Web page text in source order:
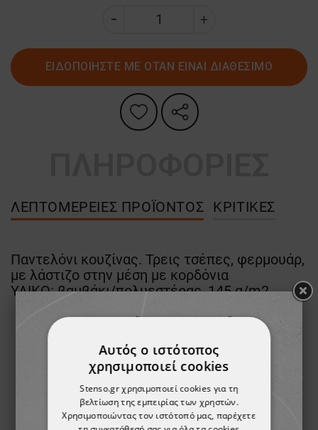
ΕΙΔΟΠΟΙΗΣΤΕ ΜΕ ΟΤΑΝ ΕΙΝΑΙ ΔΙΑΘΕΣΙΜΟ
ΛΕΠΤΟΜΈΡΕΙΕΣ ΠΡΟΪΌΝΤΟΣ ΚΡΙΤΙΚΈΣ
Παντελόνι κουζίνας. Τρεις τσέπες, φερμουάρ,
με λάστιζο στην μέση με κορδόνια
ΥΛΙΚΟ: βαμβάκι/πολυεστέρας, 145 g/m2
Αυτός ο ιστότοπος
χρησιμοποιεί cookies
Stenso.gr χρησιμοποιεί cookies για τη
βελτίωση της εμπειρίας των χρηστών.
Χρησιμοποιώντας τον ιστότοπό μας, παρέχετε